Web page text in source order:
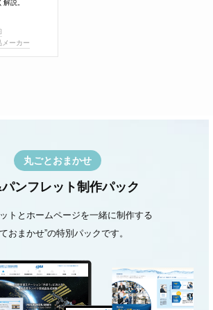
説。
メーカー
丸ごとおまかせ
ンフレット制作パック
トとホームページを一緒に制作する
おまかせ”の特別パックです。